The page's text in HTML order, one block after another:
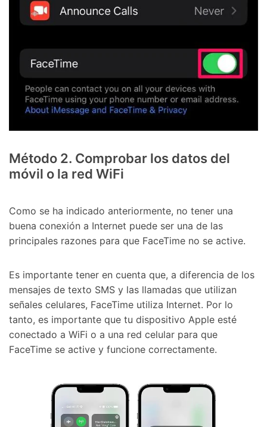
󠀰Método 2.󠀲󠀩󠀠󠀥󠀦󠀩󠀠󠀦󠀳󠀰 Comprobar los datos del
móvil o la red WiFi󠀲󠀩󠀠󠀥󠀦󠀩󠀠󠀧󠀳
󠀰Como se ha indicado anteriormente, no tener una
buena conexión a Internet puede ser una de las
principales razones para que FaceTime no se active.󠀲󠀩󠀠󠀥󠀦󠀩󠀠󠀨󠀳
󠀰Es importante tener en cuenta que, a diferencia de los
mensajes de texto SMS y las llamadas que utilizan
señales celulares, FaceTime utiliza Internet.󠀲󠀩󠀠󠀥󠀦󠀩󠀠󠀩󠀳󠀰 Por lo
tanto, es importante que tu dispositivo Apple esté
conectado a WiFi o a una red celular para que
FaceTime se active y funcione correctamente.󠀲󠀩󠀠󠀥󠀦󠀩󠀡󠀠󠀳